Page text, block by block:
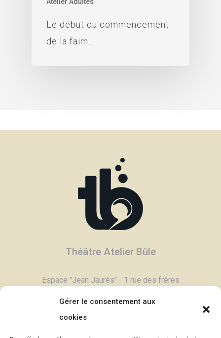
Gérer le consentement aux
cookies
Le début du commencement
de la faim…
Théâtre Atelier Bûle
Espace "Jean Jaurès" - 1 rue des frères